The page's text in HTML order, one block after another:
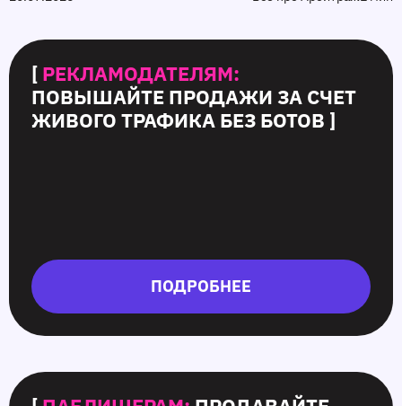
[ РЕКЛАМОДАТЕЛЯМ:
ПОВЫШАЙТЕ ПРОДАЖИ ЗА СЧЕТ
ЖИВОГО ТРАФИКА БЕЗ БОТОВ ]
ПОДРОБНЕЕ